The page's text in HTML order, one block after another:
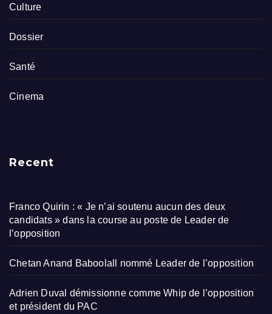
Culture
Dossier
Santé
Cinema
Recent
Franco Quirin : « Je n’ai soutenu aucun des deux
candidats » dans la course au poste de Leader de
l’opposition
Chetan Anand Baboolall nommé Leader de l’opposition
Adrien Duval démissionne comme Whip de l’opposition
et président du PAC